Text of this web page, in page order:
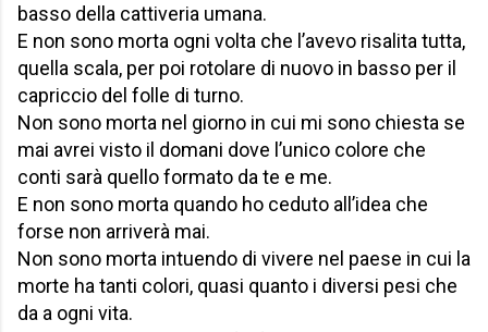
basso della cattiveria umana.
E non sono morta ogni volta che l’avevo risalita tutta,
quella scala, per poi rotolare di nuovo in basso per il
capriccio del folle di turno.
Non sono morta nel giorno in cui mi sono chiesta se
mai avrei visto il domani dove l’unico colore che
conti sarà quello formato da te e me.
E non sono morta quando ho ceduto all’idea che
forse non arriverà mai.
Non sono morta intuendo di vivere nel paese in cui la
morte ha tanti colori, quasi quanto i diversi pesi che
da a ogni vita.